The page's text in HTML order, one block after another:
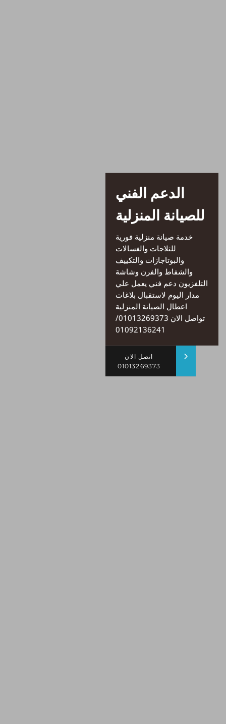
الدعم الفني
للصيانة المنزلية
خدمة صيانة منزلية فورية
للثلاجات والغسالات
والبوتاجازات والتكييف
والشفاط والفرن وشاشة
التلفزيون دعم فني يعمل علي
مدار اليوم لاستقبال بلاغات
اعطال الصيانة المنزلية
تواصل الان 01013269373/
01092136241
اتصل الان
01013269373